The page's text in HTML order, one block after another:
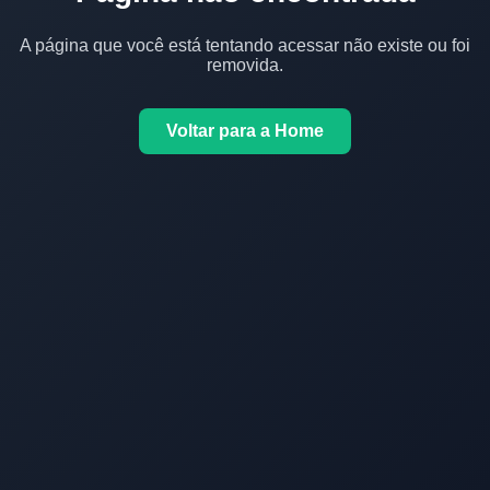
A página que você está tentando acessar não existe ou foi
removida.
Voltar para a Home